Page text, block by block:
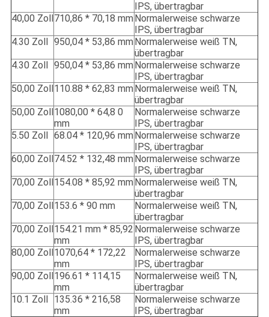
IPS, übertragbar
40,00 Zoll710,86 * 70,18 mm Normalerweise schwarze
IPS, übertragbar
4.30 Zoll 950,04 * 53,86 mm Normalerweise weiß TN,
übertragbar
4.30 Zoll 950,04 * 53,86 mm Normalerweise schwarze
IPS, übertragbar
50,00 Zoll110.88 * 62,83 mm Normalerweise weiß TN,
übertragbar
50,00 Zoll1080,00 * 64,8 0
mm
Normalerweise schwarze
IPS, übertragbar
5.50 Zoll 68.04 * 120,96 mm Normalerweise schwarze
IPS, übertragbar
60,00 Zoll74.52 * 132,48 mm Normalerweise schwarze
IPS, übertragbar
70,00 Zoll154.08 * 85,92 mm Normalerweise weiß TN,
übertragbar
70,00 Zoll153.6 * 90 mm
Normalerweise weiß TN,
übertragbar
70,00 Zoll154.21 mm * 85,92
mm
Normalerweise schwarze
IPS, übertragbar
80,00 Zoll1070,64 * 172,22
mm
Normalerweise schwarze
IPS, übertragbar
90,00 Zoll196.61 * 114,15
mm
Normalerweise weiß TN,
übertragbar
10.1 Zoll 135.36 * 216,58
mm
Normalerweise schwarze
IPS, übertragbar